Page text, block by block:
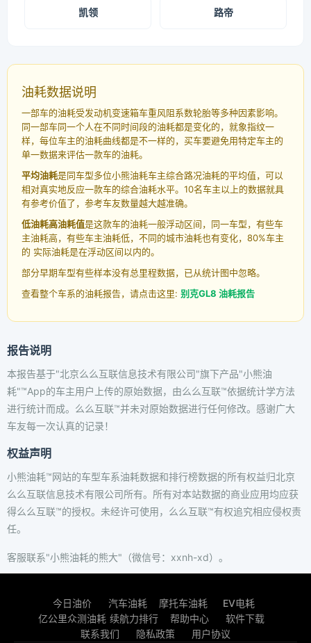
凯领 路帝
油耗数据说明
一部车的油耗受发动机变速箱车重风阻系数轮胎等多种因素影响。
同一部车同一个人在不同时间段的油耗都是变化的，就象指纹一
样，每位车主的油耗曲线都是不一样的，买车要避免用特定车主的
单一数据来评估一款车的油耗。
平均油耗是同车型多位小熊油耗车主综合路况油耗的平均值，可以
相对真实地反应一款车的综合油耗水平。10名车主以上的数据就具
有参考价值了，参考车友数量越大越准确。
低油耗高油耗值是这款车的油耗一般浮动区间，同一车型，有些车
主油耗高，有些车主油耗低，不同的城市油耗也有变化，80%车主
的 实际油耗是在浮动区间以内的。
部分早期车型有些样本没有总里程数据，已从统计图中忽略。
查看整个车系的油耗报告，请点击这里: 别克GL8 油耗报告
报告说明
本报告基于"北京么么互联信息技术有限公司"旗下产品"小熊油
耗"™App的车主用户上传的原始数据，由么么互联™依据统计学方法
进行统计而成。么么互联™并未对原始数据进行任何修改。感谢广大
车友每一次认真的记录！
权益声明
小熊油耗™网站的车型车系油耗数据和排行榜数据的所有权益归北京
么么互联信息技术有限公司所有。所有对本站数据的商业应用均应获
得么么互联™的授权。未经许可使用，么么互联™有权追究相应侵权责
任。
客服联系"小熊油耗的熊大"（微信号：xxnh-xd）。
今日油价 汽车油耗 摩托车油耗
EV电耗
亿公里众测油耗 续航力排行 帮助中心
软件下载
联系我们
隐私政策 用户协议